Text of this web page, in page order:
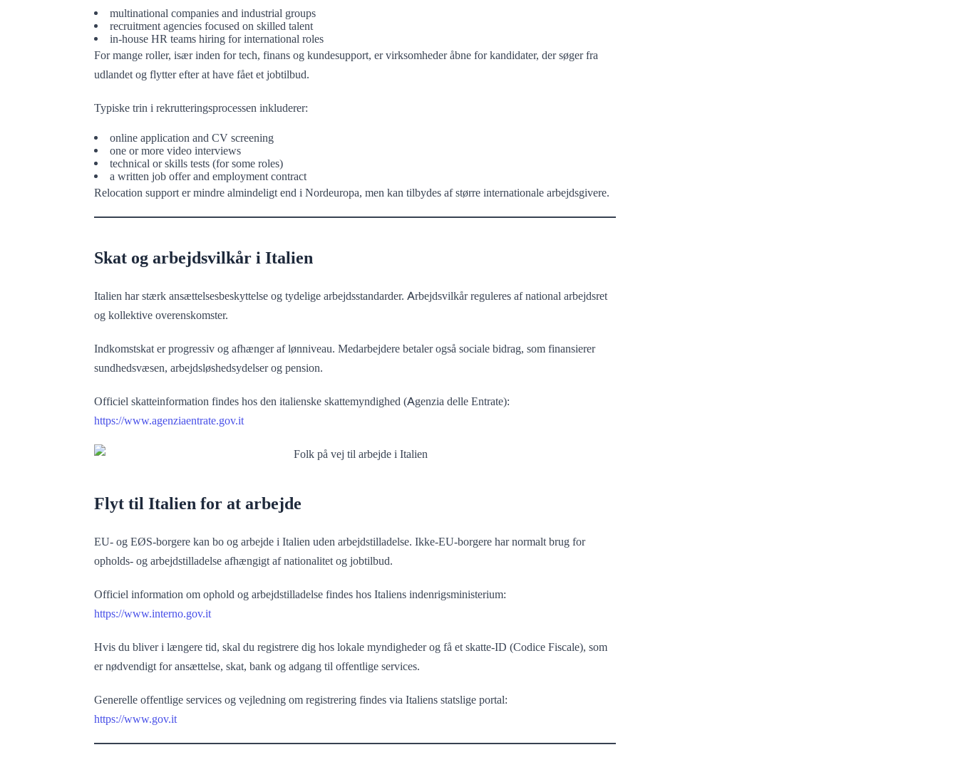
multinational companies and industrial groups
recruitment agencies focused on skilled talent
in-house HR teams hiring for international roles
For mange roller, især inden for tech, finans og kundesupport, er virksomheder åbne for kandidater, der søger fra
udlandet og flytter efter at have fået et jobtilbud.
Typiske trin i rekrutteringsprocessen inkluderer:
online application and CV screening
one or more video interviews
technical or skills tests (for some roles)
a written job offer and employment contract
Relocation support er mindre almindeligt end i Nordeuropa, men kan tilbydes af større internationale arbejdsgivere.
Skat og arbejdsvilkår i Italien
Italien har stærk ansættelsesbeskyttelse og tydelige arbejdsstandarder. Arbejdsvilkår reguleres af national arbejdsret
og kollektive overenskomster.
Indkomstskat er progressiv og afhænger af lønniveau. Medarbejdere betaler også sociale bidrag, som finansierer
sundhedsvæsen, arbejdsløshedsydelser og pension.
Officiel skatteinformation findes hos den italienske skattemyndighed (Agenzia delle Entrate):
https://www.agenziaentrate.gov.it
Flyt til Italien for at arbejde
EU- og EØS-borgere kan bo og arbejde i Italien uden arbejdstilladelse. Ikke-EU-borgere har normalt brug for
opholds- og arbejdstilladelse afhængigt af nationalitet og jobtilbud.
Officiel information om ophold og arbejdstilladelse findes hos Italiens indenrigsministerium:
https://www.interno.gov.it
Hvis du bliver i længere tid, skal du registrere dig hos lokale myndigheder og få et skatte-ID (Codice Fiscale), som
er nødvendigt for ansættelse, skat, bank og adgang til offentlige services.
Generelle offentlige services og vejledning om registrering findes via Italiens statslige portal:
https://www.gov.it